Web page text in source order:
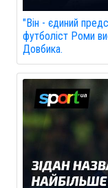
"Він - єдиний
футболіст Роми
Довбика.